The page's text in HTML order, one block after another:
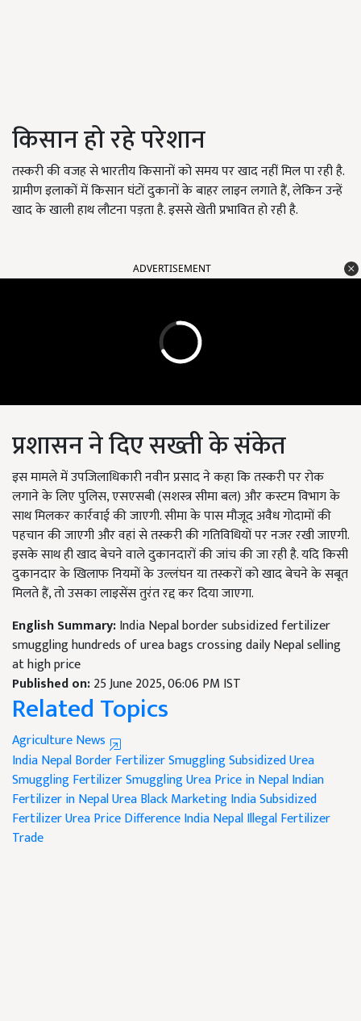
किसान हो रहे परेशान
तस्करी की वजह से भारतीय किसानों को समय पर खाद नहीं मिल पा रही है.
ग्रामीण इलाकों में किसान घंटों दुकानों के बाहर लाइन लगाते हैं, लेकिन उन्हें
खाद के खाली हाथ लौटना पड़ता है. इससे खेती प्रभावित हो रही है.
ADVERTISEMENT
प्रशासन ने दिए सख्ती के संकेत
इस मामले में उपजिलाधिकारी नवीन प्रसाद ने कहा कि तस्करी पर रोक
लगाने के लिए पुलिस, एसएसबी (सशस्त्र सीमा बल) और कस्टम विभाग के
साथ मिलकर कार्रवाई की जाएगी. सीमा के पास मौजूद अवैध गोदामों की
पहचान की जाएगी और वहां से तस्करी की गतिविधियों पर नजर रखी जाएगी.
इसके साथ ही खाद बेचने वाले दुकानदारों की जांच की जा रही है. यदि किसी
दुकानदार के खिलाफ नियमों के उल्लंघन या तस्करों को खाद बेचने के सबूत
मिलते हैं, तो उसका लाइसेंस तुरंत रद्द कर दिया जाएगा.
English Summary:India Nepal border subsidized fertilizer
smuggling hundreds of urea bags crossing daily Nepal selling
at high price
Published on:25 June 2025, 06:06 PM IST
Related Topics
Agriculture News
India Nepal Border Fertilizer SmugglingSubsidized Urea
SmugglingFertilizer SmugglingUrea Price in NepalIndian
Fertilizer in NepalUrea Black MarketingIndia Subsidized
FertilizerUrea Price Difference India NepalIllegal Fertilizer
Trade